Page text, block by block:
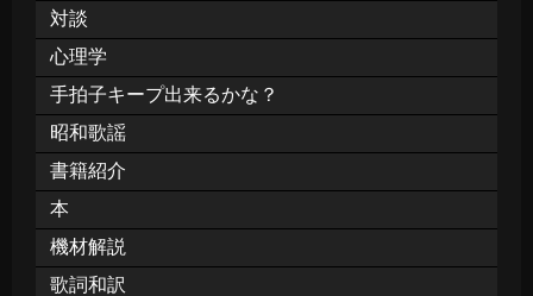
対談
心理学
手拍子キープ出来るかな？
昭和歌謡
書籍紹介
本
機材解説
歌詞和訳